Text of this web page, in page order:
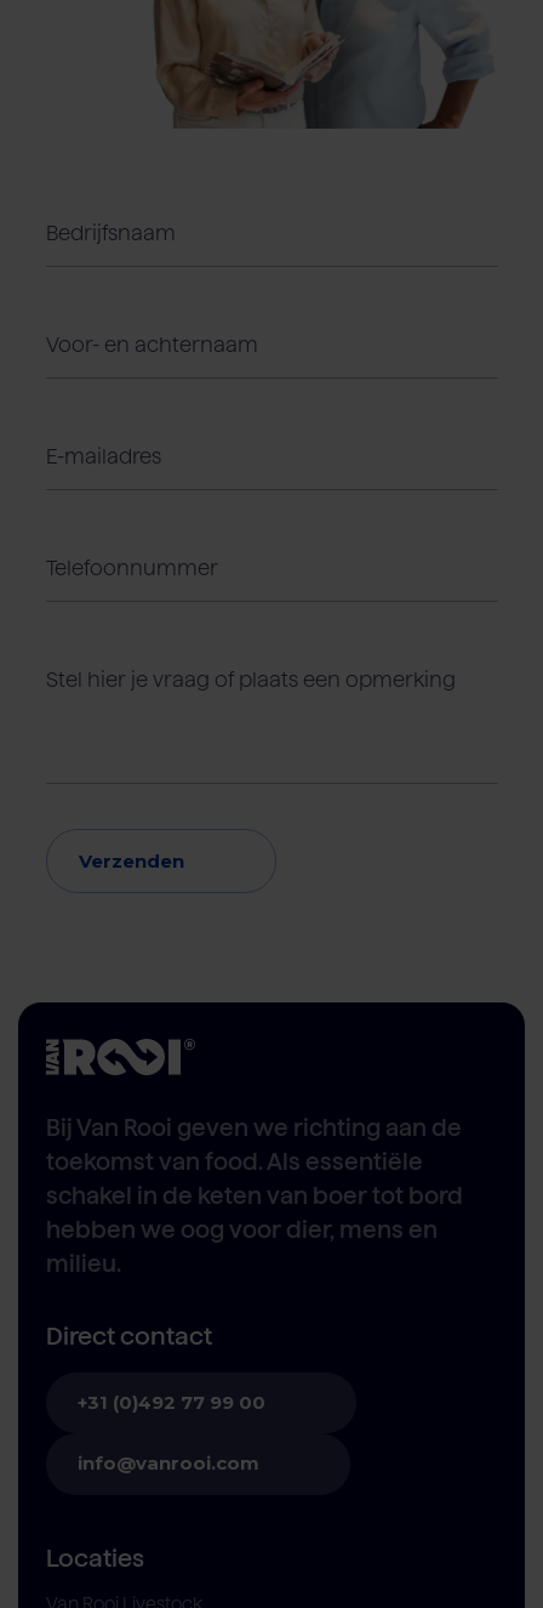
Verzenden
Bij Van Rooi geven we richting aan de
toekomst van food. Als essentiële
schakel in de keten van boer tot bord
hebben we oog voor dier, mens en
milieu.
Direct contact
+31 (0)492 77 99 00
info@vanrooi.com
Locaties